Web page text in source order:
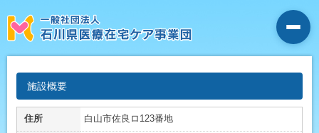
施設概要
住所 白山市佐良ロ123番地